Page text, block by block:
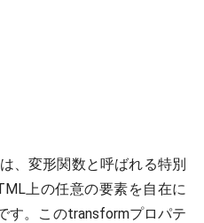
、変形関数と呼ばれる特別
上の任意の要素を自在に
す。このtransformプロパテ